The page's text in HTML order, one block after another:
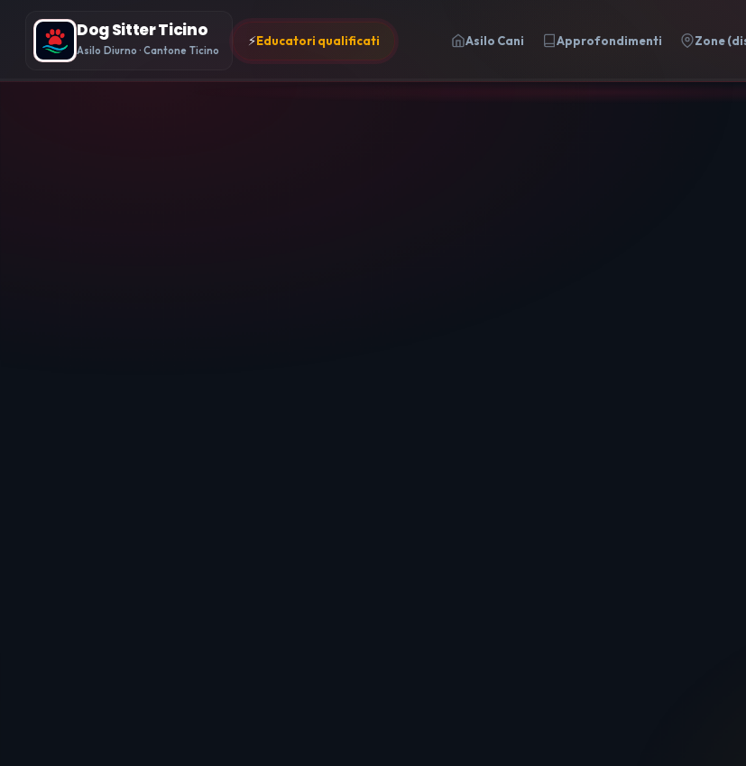
Dog Sitter Ticino
Asilo Diurno · Cantone Ticino
⚡Educatori qualificati Asilo Cani Approfondimenti Zone